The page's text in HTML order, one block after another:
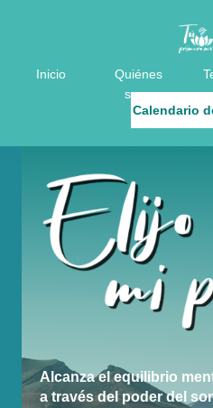
Calendario
Inicio
Quiénes
somos
Alcanza el equilibrio
a través del poder del